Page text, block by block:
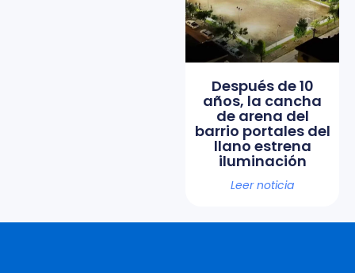
Después de 10
años, la cancha
de arena del
barrio portales del
llano estrena
iluminación
Leer noticia